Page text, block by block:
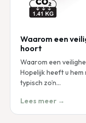
Waarom een
hoort
Waarom een
Hopelijk heeft u
typisch zo’n…
Lees meer →